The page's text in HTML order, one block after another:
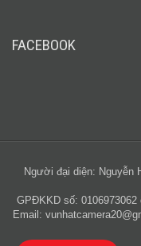
FACEBOOK
Người đại diện: Nguyễn
GPĐKKD số:
Email: